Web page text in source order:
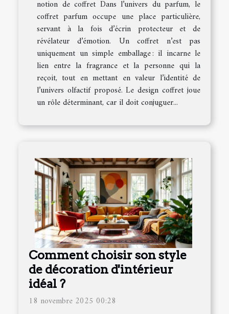
notion de coffret Dans l’univers du parfum, le
coffret parfum occupe une place particulière,
servant à la fois d’écrin protecteur et de
révélateur d’émotion. Un coffret n’est pas
uniquement un simple emballage : il incarne le
lien entre la fragrance et la personne qui la
reçoit, tout en mettant en valeur l’identité de
l’univers olfactif proposé. Le design coffret joue
un rôle déterminant, car il doit conjuguer...
Comment choisir son style
de décoration d'intérieur
idéal ?
18 novembre 2025 00:28